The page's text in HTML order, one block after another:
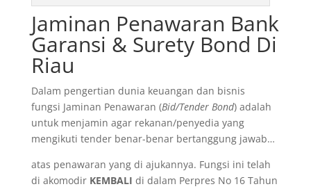
Jaminan Penawaran Bank
Garansi & Surety Bond Di
Riau
Dalam pengertian dunia keuangan dan bisnis
fungsi Jaminan Penawaran (Bid/Tender Bond) adalah
untuk menjamin agar rekanan/penyedia yang
mengikuti tender benar-benar bertanggung jawab…
atas penawaran yang di ajukannya. Fungsi ini telah
di akomodir KEMBALI di dalam Perpres No 16 Tahun